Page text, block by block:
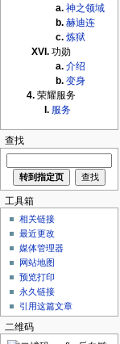
神之领域
赫迪连
炼狱
功勋
介绍
变身
荣耀服务
服务
查找
工具箱
相关链接
最近更改
媒体管理器
网站地图
预览打印
永久链接
引用这篇文章
二维码